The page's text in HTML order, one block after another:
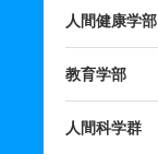
人間健康学部
教育学部
人間科学群